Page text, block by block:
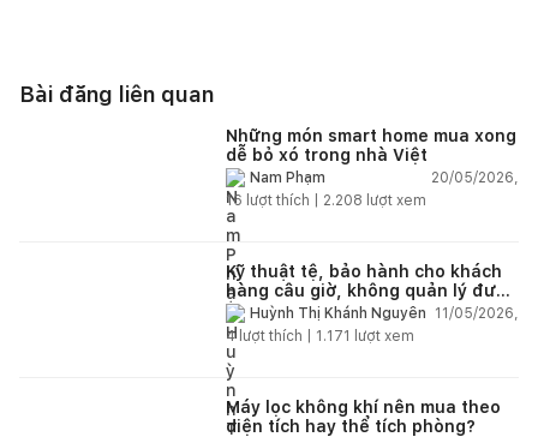
Bài đăng liên quan
Những món smart home mua xong
dễ bỏ xó trong nhà Việt
Nam Phạm
20/05/2026,
16 lượt thích | 2.208 lượt xem
Kỹ thuật tệ, bảo hành cho khách
hàng câu giờ, không quản lý được
nhân viên xây dựng của mình,
điện nhẹ, điện nước, tường quá
kém. Luôn đổ lỗi cho nhân viên.
Bảo hành quá tệ, tôi phải đợi rất
lâu mới dc bảo hành, liên hệ để
được bảo hành thì bơ khách
Huỳnh Thị Khánh Nguyên
11/05/2026,
4lượt thích | 1.171 lượt xem
Máy lọc không khí nên mua theo
diện tích hay thể tích phòng?